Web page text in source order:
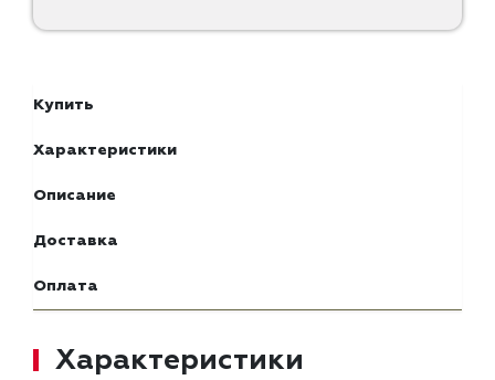
Купить
Характеристики
Описание
Доставка
Оплата
Характеристики